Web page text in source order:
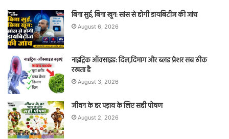
बिना सुई, बिना खून: सांस से होगी डायबिटीज की जांच
August 6, 2026
नाइट्रिक ऑक्साइड: दिल,दिमाग और ब्लड प्रेशर सब ठीक
रखता है
August 3, 2026
जीवन के हर पड़ाव के लिए सही पोषण
August 2, 2026